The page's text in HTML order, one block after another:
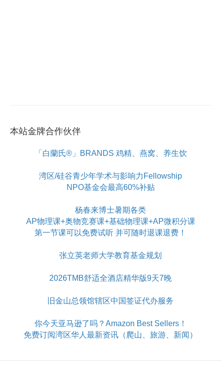
本站金牌合作伙伴
「白蘭氏®」BRANDS 鸡精、燕窝、养生饮
湾区/硅谷青少年学术与影响力Fellowship
NPO基金会最高60%补贴
杨春来博士暑期各类
AP物理课+奥物竞赛课+基础物理课+AP微积分课
第一节课可以免费试听 并可随时退课退费！
张立英老师大学教育基金规划
2026TMB舒适全酒店精华版9天7晚
旧金山总领馆辖区中国签证代办服务
你今天亚马逊了吗？Amazon Best Sellers！
免费订阅湾区华人最新资讯（爬山、旅游、新闻）